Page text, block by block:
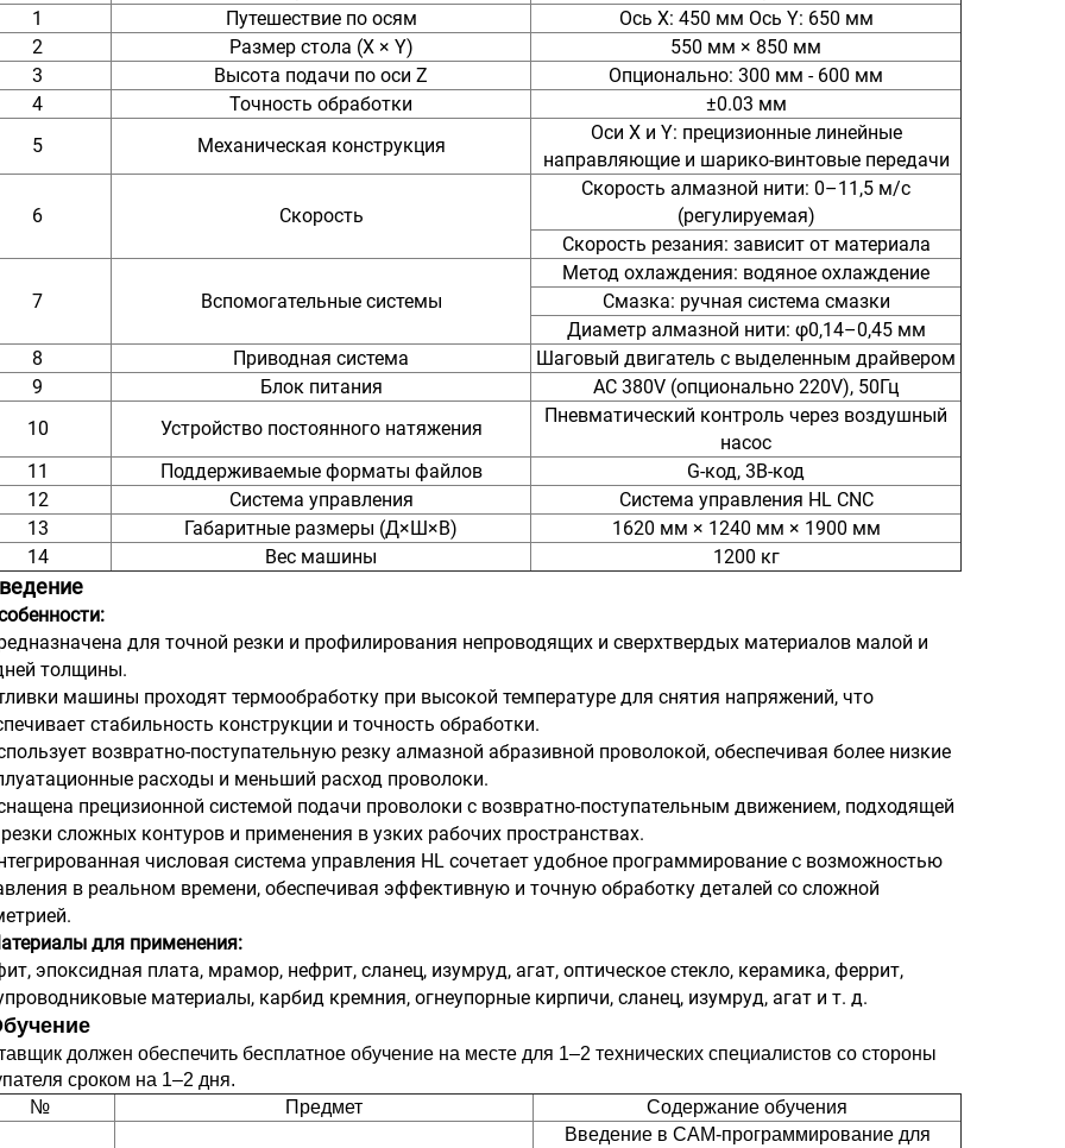
1
Путешествие по осям
Ось X: 450 мм Ось Y: 650 мм
2
Размер стола (X × Y)
550 мм × 850 мм
3
Высота подачи по оси Z
Опционально: 300 мм - 600 мм
4
Точность обработки
±0.03 мм
5
Механическая конструкция
Оси X и Y: прецизионные линейные
направляющие и шарико-винтовые передачи
6 Скорость
Скорость алмазной нити: 0–11,5 м/с
(регулируемая)
Скорость резания: зависит от материала
7 Вспомогательные системы
Метод охлаждения: водяное охлаждение
Смазка: ручная система смазки
Диаметр алмазной нити: φ0,14–0,45 мм
8
Приводная система
Шаговый двигатель с выделенным драйвером
9
Блок питания
AC 380V (опционально 220V), 50Гц
10
Устройство постоянного натяжения
Пневматический контроль через воздушный
насос
11
Поддерживаемые форматы файлов
G-код, 3B-код
12
Система управления
Система управления HL CNC
13
Габаритные размеры (Д×Ш×В)
1620 мм × 1240 мм × 1900 мм
14
Вес машины 1200 кг
для точной резки и профилирования непроводящих и сверхтвердых материалов малой и
толщины.
машины проходят термообработку при высокой температуре для снятия напряжений, что
стабильность конструкции и точность обработки.
возвратно-поступательную резку алмазной абразивной проволокой, обеспечивая более низкие
расходы и меньший расход проволоки.
прецизионной системой подачи проволоки с возвратно-поступательным движением, подходящей
сложных контуров и применения в узких рабочих пространствах.
числовая система управления HL сочетает удобное программирование с возможностью
в реальном времени, обеспечивая эффективную и точную обработку деталей со сложной
для применения:
эпоксидная плата, мрамор, нефрит, сланец, изумруд, агат, оптическое стекло, керамика, феррит,
материалы, карбид кремния, огнеупорные кирпичи, сланец, изумруд, агат и т. д.
должен обеспечить бесплатное обучение на месте для 1–2 технических специалистов со стороны
сроком на 1–2 дня.
№
Предмет Содержание обучения
Введение в CAM-программирование для